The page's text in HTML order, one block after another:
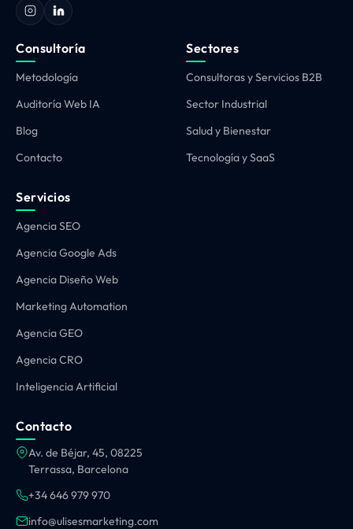
Consultoría
Metodología
Auditoría Web IA
Blog
Contacto
Servicios
Agencia SEO
Agencia Google Ads
Agencia Diseño Web
Marketing Automation
Agencia GEO
Agencia CRO
Inteligencia Artificial
Sectores
Consultoras y Servicios B2B
Sector Industrial
Salud y Bienestar
Tecnología y SaaS
Contacto
Av. de Béjar, 45, 08225
Terrassa, Barcelona
+34 646 979 970
info@ulisesmarketing.com